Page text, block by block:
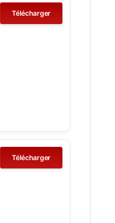
Télécharger
Télécharger